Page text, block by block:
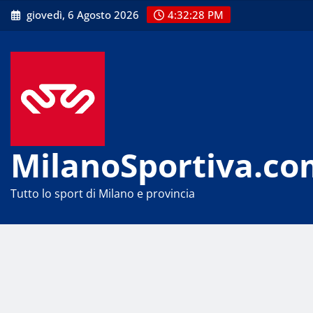
Skip
to
giovedì, 6 Agosto 2026 4:32:29 PM
Tutto lo sport di Milano e provincia